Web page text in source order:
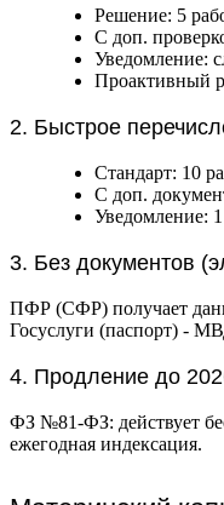
Решение: 5
С доп.
Уведомление:
Проактивный
2. Быстрое
Стандарт: 10
С доп.
Уведомление:
3. Без документов
ПФР (СФР) получает
Госуслуги (паспорт) -
4. Продление до
ФЗ №81-ФЗ: действует
ежегодная индексация.